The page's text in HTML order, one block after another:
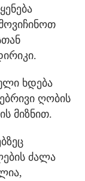
ხდება
ღობის
მიზნით.
ძალა